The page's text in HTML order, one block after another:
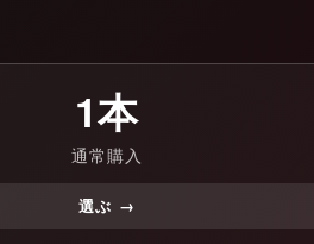
1本
通常購入
選ぶ →